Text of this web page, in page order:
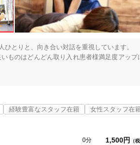
検索結果を見る
とりと、向き合い対話を重視しています。
ものはどんどん取り入れ患者様満足度アップ
整え、
ます。
経験豊富なスタッフ在籍
女性スタッフ在
0分 1,500円 （